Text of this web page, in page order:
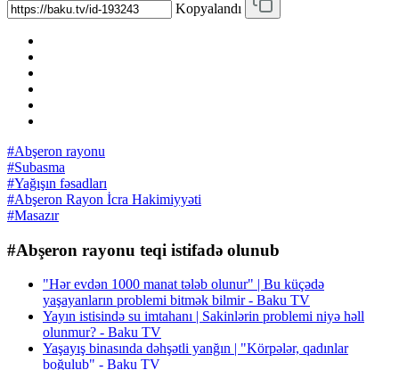
Kopyalandı
#Abşeron rayonu
#Subasma
#Yağışın fəsadları
#Abşeron Rayon İcra Hakimiyyəti
#Masazır
#Abşeron rayonu teqi istifadə olunub
"Hər evdən 1000 manat tələb olunur" | Bu küçədə
yaşayanların problemi bitmək bilmir - Baku TV
Yayın istisində su imtahanı | Sakinlərin problemi niyə həll
olunmur? - Baku TV
Yaşayış binasında dəhşətli yanğın | "Körpələr, qadınlar
boğulub" - Baku TV